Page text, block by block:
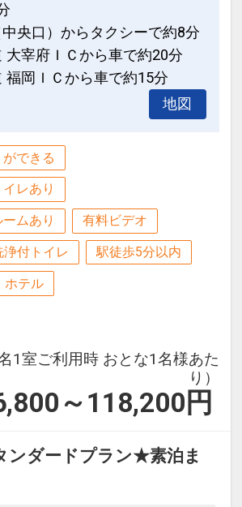
中央口）からタクシーで約8分
大宰府ＩＣから車で約20分
福岡ＩＣから車で約15分
地図
できる
レあり
ムあり 有料ビデオ
浄付トイレ 駅徒歩5分以内
ホテル
名1室ご利用時 おとな1名様あた
り）
～118,200 円
ンダードプラン★素泊ま